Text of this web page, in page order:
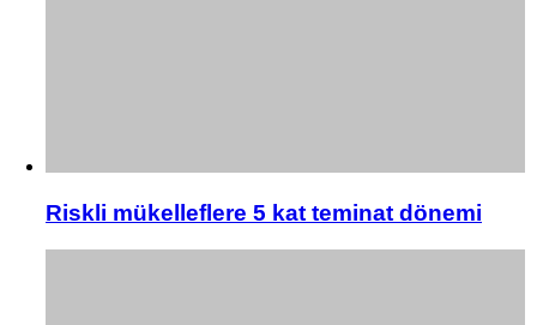
Riskli mükelleflere 5 kat teminat dönemi